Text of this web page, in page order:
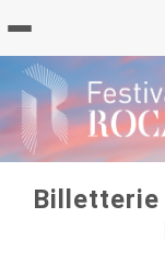
Retour
à
l'accueilBilletterie